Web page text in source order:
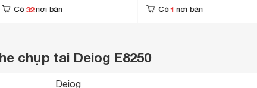
Có 32 nơi bán Có 1 nơi bán
chụp tai Deiog E8250
Deiog